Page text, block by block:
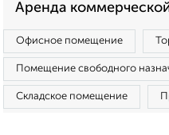
Аренда
Офисное помещение
Помещение свободного
Складское помещение